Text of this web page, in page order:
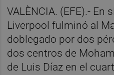
VALÈNCIA. (EFE).- En
Liverpool fulminó al
doblegado por dos
dos centros de
de Luis Díaz en el